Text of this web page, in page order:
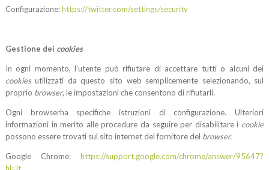
Configurazione:https://twitter.com/settings/security
Gestione dei cookies
In ogni momento, l’utente può rifiutare di accettare tutti o alcuni dei
cookiesutilizzati da questo sito web semplicemente selezionando, sul
proprio browser, le impostazioni che consentono di rifiutarli.
Ogni browserha specifiche istruzioni di configurazione. Ulteriori
informazioni in merito alle procedure da seguire per disabilitare i cookie
possono essere trovati sul sito internet del fornitore del browser.
Google Chrome:https://support.google.com/chrome/answer/95647?